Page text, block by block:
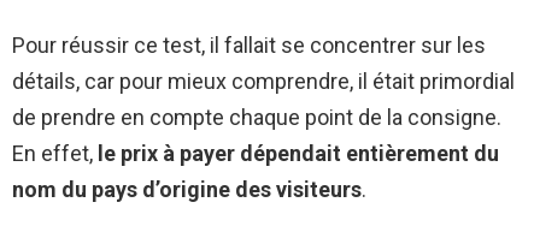
Pour réussir ce test, il fallait se concentrer sur les
détails, car pour mieux comprendre, il était primordial
de prendre en compte chaque point de la consigne.
En effet, le prix à payer dépendait entièrement du
nom du pays d’origine des visiteurs.